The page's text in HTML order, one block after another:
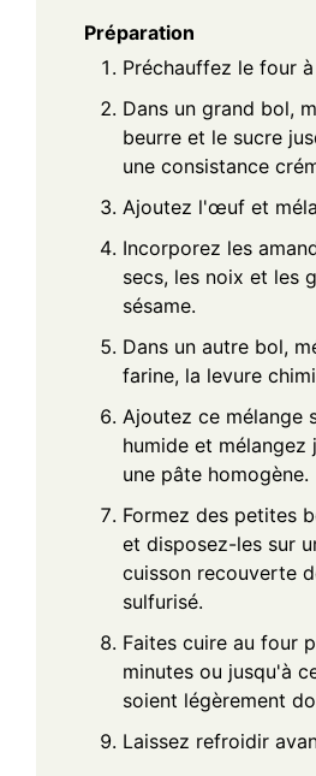
Préparation
Préchauffez le four à
Dans un grand bol,
beurre et le sucre
une consistance
Ajoutez l'œuf et
Incorporez les
secs, les noix et les
sésame.
Dans un autre bol,
farine, la levure
Ajoutez ce mélange
humide et mélangez
une pâte homogène.
Formez des petites
et disposez-les sur
cuisson recouverte
sulfurisé.
Faites cuire au four
minutes ou jusqu'à
soient légèrement
Laissez refroidir